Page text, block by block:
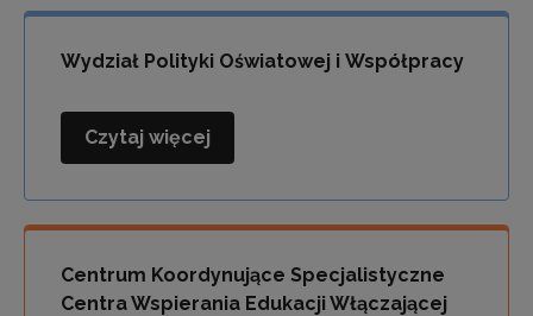
Zasobów
Promocji
Wydział Polityki Oświatowej i Współpracy
Wydział
Oświatowej
i
Czytaj więcej
Centrum Koordynujące Specjalistyczne
Centra Wspierania Edukacji Włączającej